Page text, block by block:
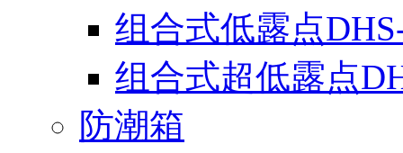
组合式低露点
组合式超低露点
防潮箱